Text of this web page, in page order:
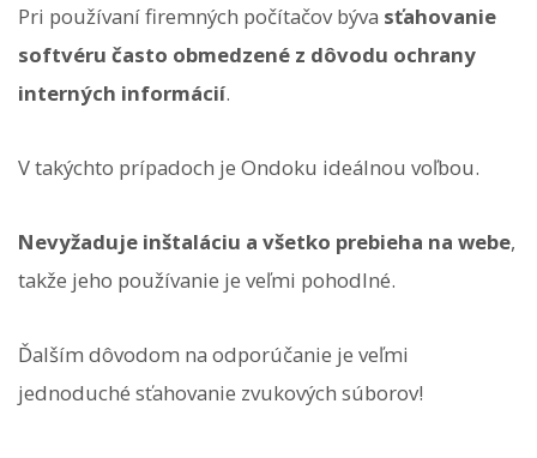
Pri používaní firemných počítačov býva sťahovanie
softvéru často obmedzené z dôvodu ochrany
interných informácií.
V takýchto prípadoch je Ondoku ideálnou voľbou.
Nevyžaduje inštaláciu a všetko prebieha na webe,
takže jeho používanie je veľmi pohodlné.
Ďalším dôvodom na odporúčanie je veľmi
jednoduché sťahovanie zvukových súborov!